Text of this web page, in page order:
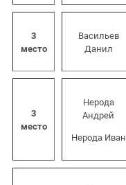
3
место
Васильев
Данил
3
место
Нерода
Андрей
Нерода Иван